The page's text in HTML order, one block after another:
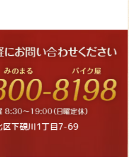
下硯川1丁目7-69